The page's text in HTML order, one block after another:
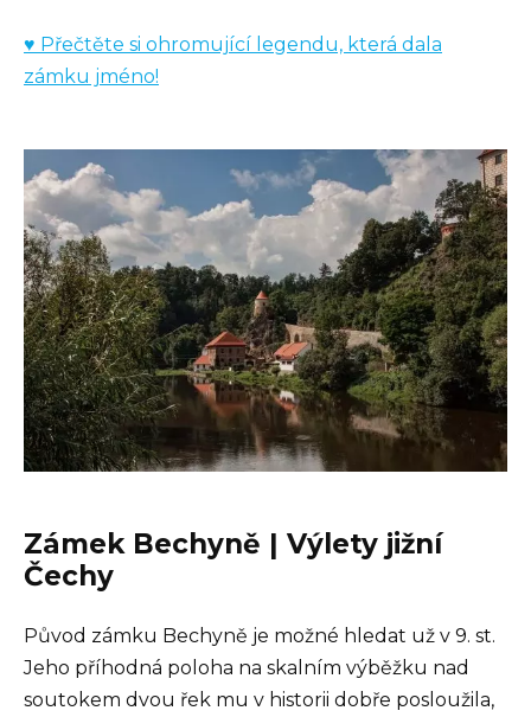
♥ Přečtěte si ohromující legendu, která dala
zámku jméno!
Zámek Bechyně | Výlety jižní
Čechy
Původ zámku Bechyně je možné hledat už v 9. st.
Jeho příhodná poloha na skalním výběžku nad
soutokem dvou řek mu v historii dobře posloužila,